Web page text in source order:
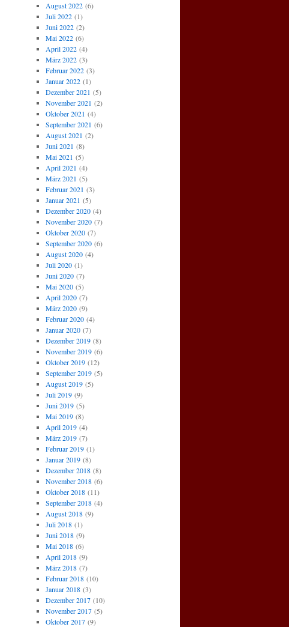
August 2022(6)
Juli 2022(1)
Juni 2022(2)
Mai 2022(6)
April 2022(4)
März 2022(3)
Februar 2022(3)
Januar 2022(1)
Dezember 2021 (5)
November 2021 (2)
Oktober 2021 (4)
September 2021 (6)
August 2021 (2)
Juni 2021 (8)
Mai 2021 (5)
April 2021 (4)
März 2021 (5)
Februar 2021 (3)
Januar 2021 (5)
Dezember 2020(4)
November 2020(7)
Oktober 2020(7)
September 2020(6)
August 2020(4)
Juli 2020(1)
Juni 2020(7)
Mai 2020(5)
April 2020(7)
März 2020(9)
Februar 2020(4)
Januar 2020(7)
Dezember 2019(8)
November 2019(6)
Oktober 2019(12)
September 2019(5)
August 2019(5)
Juli 2019(9)
Juni 2019(5)
Mai 2019(8)
April 2019(4)
März 2019(7)
Februar 2019(1)
Januar 2019(8)
Dezember 2018(8)
November 2018(6)
Oktober 2018(11)
September 2018(4)
August 2018(9)
Juli 2018(1)
Juni 2018(9)
Mai 2018(6)
April 2018(9)
März 2018(7)
Februar 2018(10)
Januar 2018(3)
Dezember 2017(10)
November 2017(5)
Oktober 2017(9)